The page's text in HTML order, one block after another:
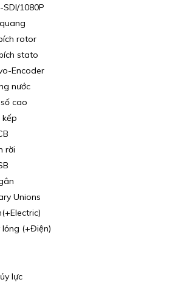
1080P
rotor
stato
Encoder
nước
cao
kếp
rời
Unions
lỏng (+Điện)
lực